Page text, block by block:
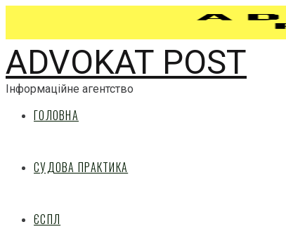
ADVOKAT POST
Інформаційне агентство
ГОЛОВНА
СУДОВА ПРАКТИКА
ЄСПЛ